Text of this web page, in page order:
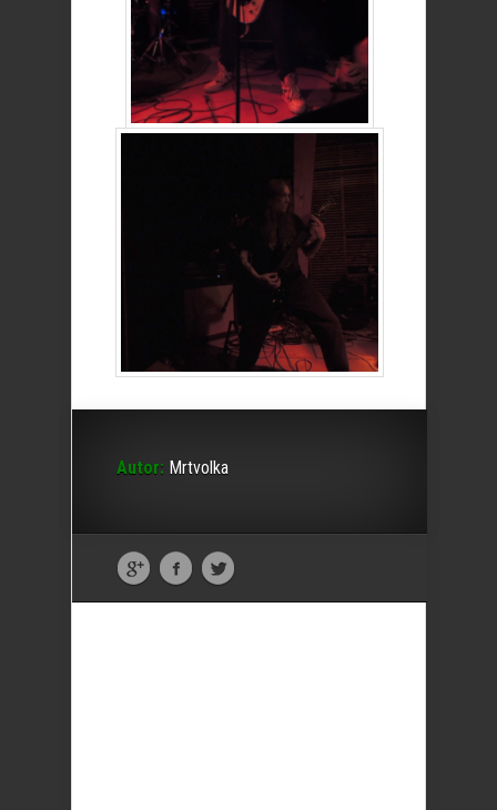
Autor: Mrtvolka